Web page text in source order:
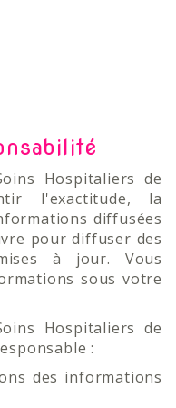
Hospitaliers de
l'exactitude, la
diffusées
pour diffuser des
à jour. Vous
sous votre
Hospitaliers de
:
des informations